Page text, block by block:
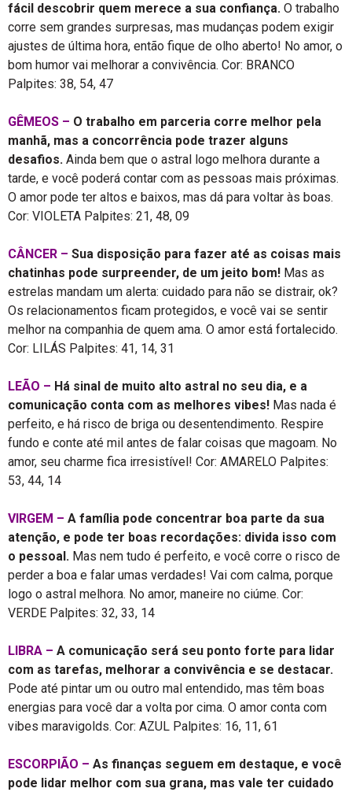
fácil descobrir quem merece a sua confiança. O trabalho
corre sem grandes surpresas, mas mudanças podem exigir
ajustes de última hora, então fique de olho aberto! No amor, o
bom humor vai melhorar a convivência. Cor: BRANCO
Palpites: 38, 54, 47
GÊMEOS – O trabalho em parceria corre melhor pela
manhã, mas a concorrência pode trazer alguns
desafios. Ainda bem que o astral logo melhora durante a
tarde, e você poderá contar com as pessoas mais próximas.
O amor pode ter altos e baixos, mas dá para voltar às boas.
Cor: VIOLETA Palpites: 21, 48, 09
CÂNCER – Sua disposição para fazer até as coisas mais
chatinhas pode surpreender, de um jeito bom! Mas as
estrelas mandam um alerta: cuidado para não se distrair, ok?
Os relacionamentos ficam protegidos, e você vai se sentir
melhor na companhia de quem ama. O amor está fortalecido.
Cor: LILÁS Palpites: 41, 14, 31
LEÃO – Há sinal de muito alto astral no seu dia, e a
comunicação conta com as melhores vibes! Mas nada é
perfeito, e há risco de briga ou desentendimento. Respire
fundo e conte até mil antes de falar coisas que magoam. No
amor, seu charme fica irresistível! Cor: AMARELO Palpites:
53, 44, 14
VIRGEM – A família pode concentrar boa parte da sua
atenção, e pode ter boas recordações: divida isso com
o pessoal. Mas nem tudo é perfeito, e você corre o risco de
perder a boa e falar umas verdades! Vai com calma, porque
logo o astral melhora. No amor, maneire no ciúme. Cor:
VERDE Palpites: 32, 33, 14
LIBRA – A comunicação será seu ponto forte para lidar
com as tarefas, melhorar a convivência e se destacar.
Pode até pintar um ou outro mal entendido, mas têm boas
energias para você dar a volta por cima. O amor conta com
vibes maravigolds. Cor: AZUL Palpites: 16, 11, 61
ESCORPIÃO – As finanças seguem em destaque, e você
pode lidar melhor com sua grana, mas vale ter cuidado